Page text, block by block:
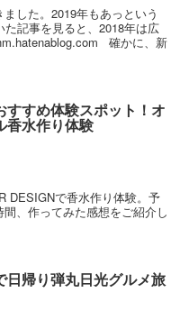
した。2019年もあっという
記事を見ると、2018年は広
確かに、新
すすめ体験スポット！オ
香水作り体験
DESIGNで香水作り体験。予
、作ってみた感想をご紹介し
日帰り弾丸日光グルメ旅